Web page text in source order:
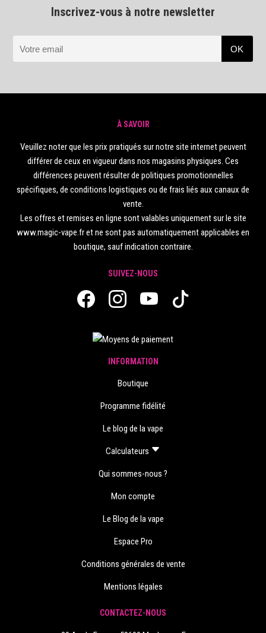
Inscrivez-vous à notre newsletter
À SAVOIR
Veuillez noter que les prix pratiqués sur notre site internet peuvent
différer de ceux en vigueur dans nos magasins physiques. Ces
différences peuvent résulter de politiques promotionnelles
spécifiques, de conditions logistiques ou de frais liés aux canaux de
vente.
Les offres et remises en ligne sont valables uniquement sur le site
www.magic-vape.fr et ne sont pas automatiquement applicables en
boutique, sauf indication contraire.
SUIVEZ-NOUS
INFORMATION
Boutique
Programme fidélité
Le blog de la vape
Calculateurs
Qui sommes-nous ?
Mon compte
Le Blog de la vape
Espace Pro
Conditions générales de vente
Mentions légales
CONTACTEZ-NOUS